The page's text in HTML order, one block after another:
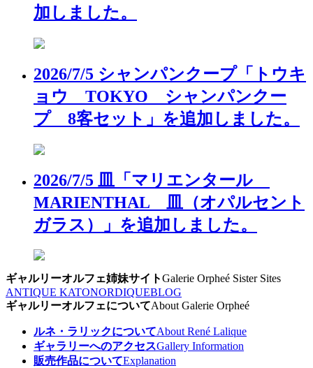
加しました。
2026/7/5 シャンパンクープ「トウキ
ョウ TOKYO シャンパンクー
プ 8客セット」を追加しました。
2026/7/5 皿「マリエンタール
MARIENTHAL 皿（オパルセント
ガラス）」を追加しました。
ギャルリーオルフェ姉妹サイトGalerie Orpheé Sister Sites
ANTIQUE KATONORDIQUEBLOG
ギャルリーオルフェについてAbout Galerie Orpheé
ルネ・ラリックについてAbout René Lalique
ギャラリーへのアクセスGallery Information
販売作品についてExplanation